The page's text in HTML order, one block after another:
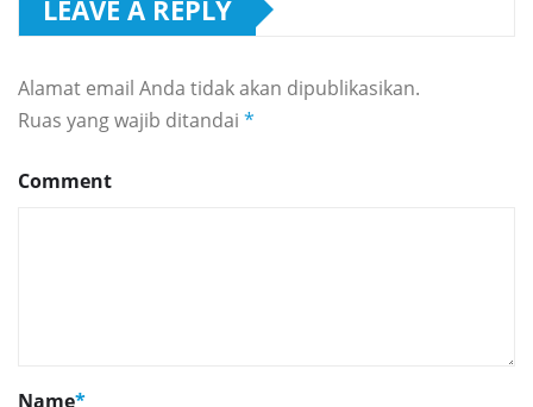
LEAVE A REPLY
Alamat email Anda tidak akan dipublikasikan.
Ruas yang wajib ditandai *
Comment
Name*